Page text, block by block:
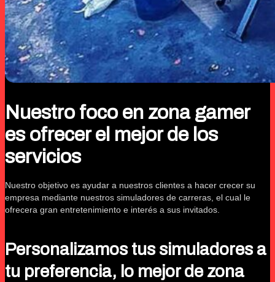
Nuestro foco en zona gamer
es ofrecer el mejor de los
servicios
Nuestro objetivo es ayudar a nuestros clientes a hacer crecer su
empresa mediante nuestros simuladores de carreras, el cual le
ofrecera gran entretenimiento e interés a sus invitados.
Personalizamos tus simuladores a
tu preferencia, lo mejor de zona